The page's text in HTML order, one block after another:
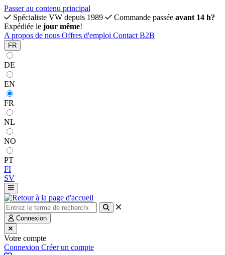
Passer au contenu principal
Spécialiste VW depuis 1989
Commande passée avant 14 h?
Expédiée le jour même!
A propos de nous Offres d'emploi Contact B2B
FR
DE
EN
FR
NL
NO
PT
FI
SV
Connexion
Votre compte
Connexion Créer un compte